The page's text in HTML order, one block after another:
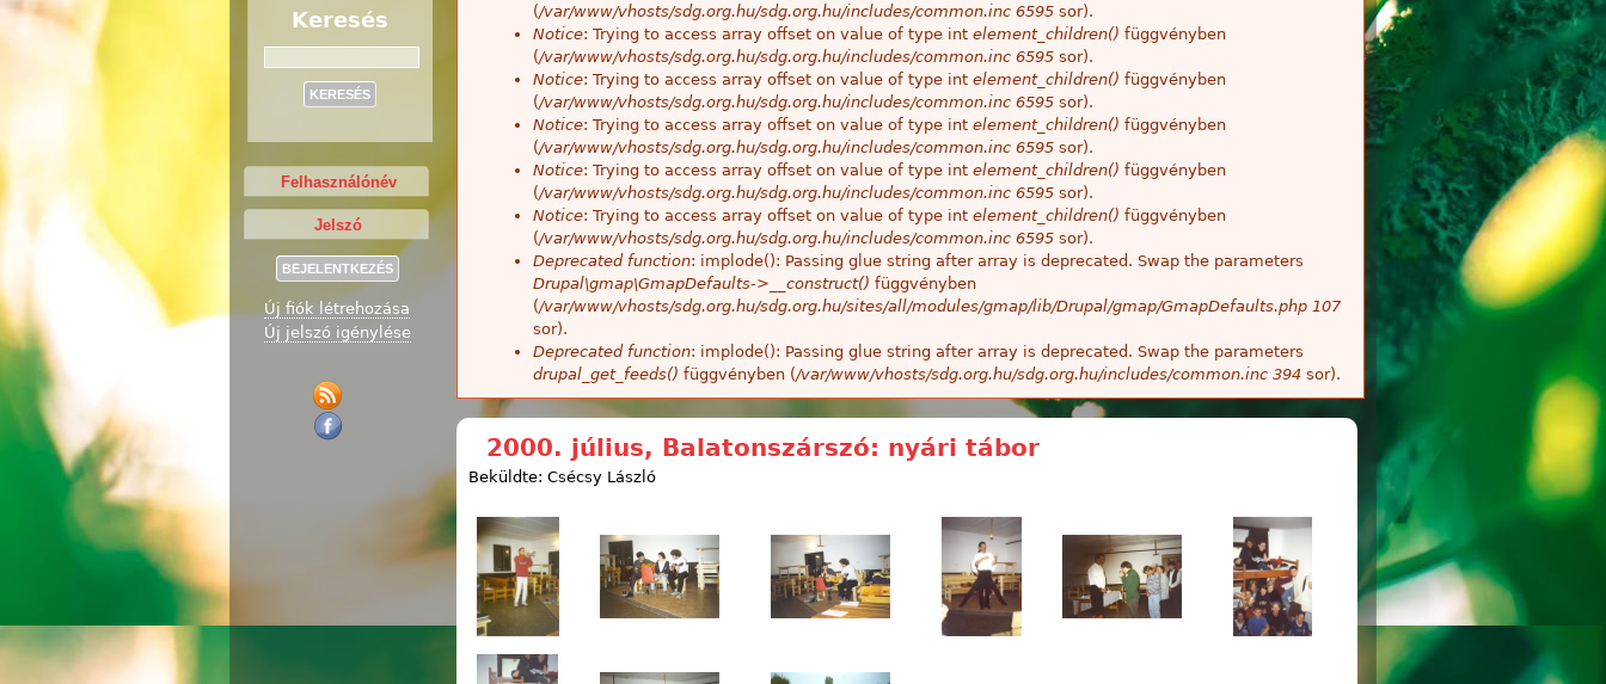
(/var/www/vhosts/sdg.org.hu/sdg.org.hu/includes/common.inc 6595 sor).
Notice: Trying to access array offset on value of type int element_children() függvényben
(/var/www/vhosts/sdg.org.hu/sdg.org.hu/includes/common.inc 6595 sor).
Notice: Trying to access array offset on value of type int element_children() függvényben
(/var/www/vhosts/sdg.org.hu/sdg.org.hu/includes/common.inc 6595 sor).
Notice: Trying to access array offset on value of type int element_children() függvényben
(/var/www/vhosts/sdg.org.hu/sdg.org.hu/includes/common.inc 6595 sor).
Notice: Trying to access array offset on value of type int element_children() függvényben
(/var/www/vhosts/sdg.org.hu/sdg.org.hu/includes/common.inc 6595 sor).
Notice: Trying to access array offset on value of type int element_children() függvényben
(/var/www/vhosts/sdg.org.hu/sdg.org.hu/includes/common.inc 6595 sor).
Deprecated function: implode(): Passing glue string after array is deprecated. Swap the parameters
Drupal\gmap\GmapDefaults->__construct() függvényben
(/var/www/vhosts/sdg.org.hu/sdg.org.hu/sites/all/modules/gmap/lib/Drupal/gmap/GmapDefaults.php 107
sor).
Deprecated function: implode(): Passing glue string after array is deprecated. Swap the parameters
drupal_get_feeds() függvényben (/var/www/vhosts/sdg.org.hu/sdg.org.hu/includes/common.inc 394 sor).
2000. július, Balatonszárszó: nyári tábor
Beküldte: Csécsy László
Keresés
Új fiók létrehozása
Új jelszó igénylése